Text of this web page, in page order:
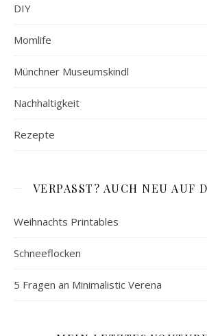
DIY
Momlife
Münchner Museumskindl
Nachhaltigkeit
Rezepte
VERPASST? AUCH NEU AUF
Weihnachts Printables
Schneeflocken
5 Fragen an Minimalistic Verena